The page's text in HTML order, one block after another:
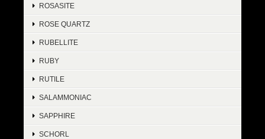
ROSASITE
ROSE QUARTZ
RUBELLITE
RUBY
RUTILE
SALAMMONIAC
SAPPHIRE
SCHORL